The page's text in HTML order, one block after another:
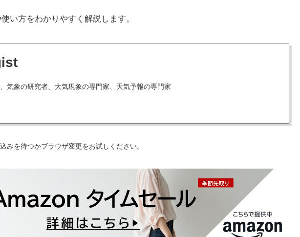
使い方をわかりやすく解説します。
気象の研究者、大気現象の専門家、天気予報の専門家
みを待つかブラウザ変更をお試しください。